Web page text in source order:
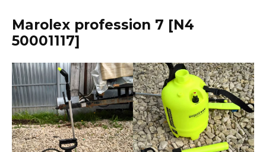
Marolex profession 7 [N4
50001117]